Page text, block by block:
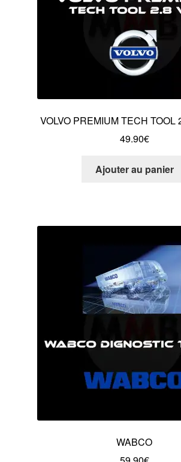
VOLVO PREMIUM TECH TOOL
49.90€
Ajouter au panier
WABCO